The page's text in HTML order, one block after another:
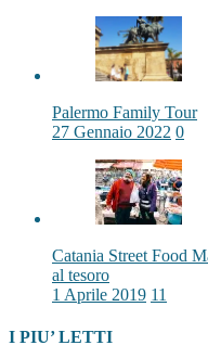
Palermo Family Tour
27 Gennaio 2022 0
Catania Street Food
al tesoro
1 Aprile 2019 11
I PIU’ LETTI